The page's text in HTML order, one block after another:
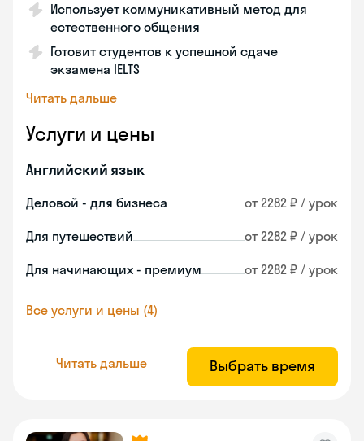
Использует коммуникативный метод для
естественного общения
Готовит студентов к успешной сдаче
экзамена IELTS
Читать дальше
Услуги и цены
Английский язык
Деловой - для бизнеса от 2282 ₽ / урок
Для путешествий от 2282 ₽ / урок
Для начинающих - премиум от 2282 ₽ / урок
Все услуги и цены (4)
Читать дальше Выбрать время